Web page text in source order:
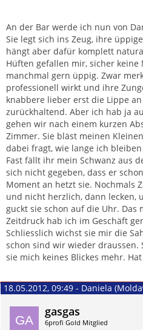
An der Bar werde ich nun von
Sie legt sich ins Zeug, ihre
hängt aber dafür komplett
Hüften gefallen mir, sicher keine
manchmal gern üppig. Zwar
professionell wirkt und ihre
knabbere lieber erst die Lippe
zurückhaltend. Aber ich hab ja
gehen wir nach einem kurzen
Zimmer. Sie bläst meinen
dabei fragt, wie lange ich
Fast fällt ihr mein Schwanz aus
sich nicht gegeben, dass er
Moment an hetzt sie. Nochmals
und nicht herzlich, dann lecken,
guckt sie schon auf die Uhr. Das
Zeitdruck hab ich im Geschäft
Schliesslich wichst sie mir die
schon sind wir wieder
sie mich keines Blickes mehr.
18.05.2012, 09:49 - Daniela
gasgas
6profi Gold Mitglied